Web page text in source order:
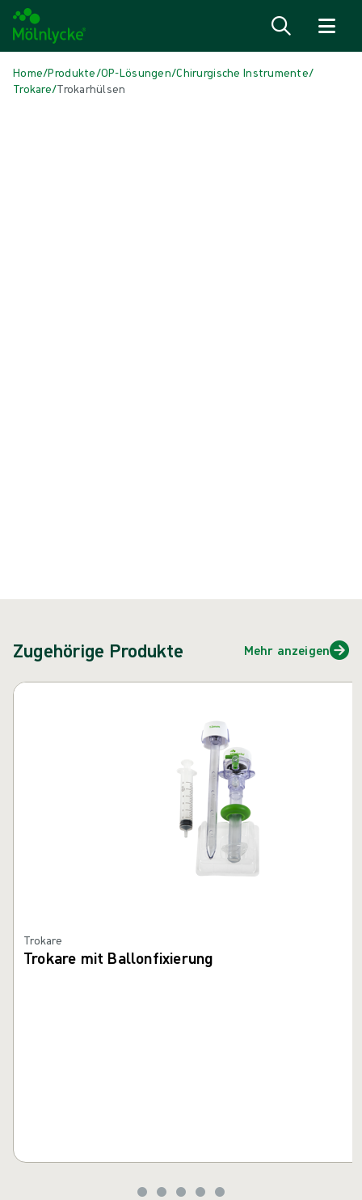
Home/Produkte/OP-Lösungen/Chirurgische Instrumente/
Trokare/Trokarhülsen
Zugehörige Produkte Mehr anzeigen
Trokare
Trokare mit Ballonfixierung